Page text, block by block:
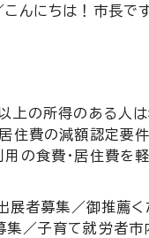
んにちは！市長で
上の所得のある
住費の減額認定要
の食費・居住費を軽
展者募集／御推薦
／子育て就労者